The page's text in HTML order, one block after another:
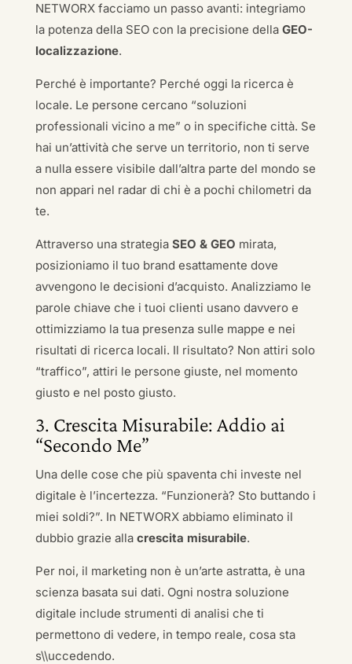
NETWORX facciamo un passo avanti: integriamo
la potenza della SEO con la precisione della GEO-
localizzazione.
Perché è importante? Perché oggi la ricerca è
locale. Le persone cercano “soluzioni
professionali vicino a me” o in specifiche città. Se
hai un’attività che serve un territorio, non ti serve
a nulla essere visibile dall’altra parte del mondo se
non appari nel radar di chi è a pochi chilometri da
te.
Attraverso una strategia SEO & GEO mirata,
posizioniamo il tuo brand esattamente dove
avvengono le decisioni d’acquisto. Analizziamo le
parole chiave che i tuoi clienti usano davvero e
ottimizziamo la tua presenza sulle mappe e nei
risultati di ricerca locali. Il risultato? Non attiri solo
“traffico”, attiri le persone giuste, nel momento
giusto e nel posto giusto.
3. Crescita Misurabile: Addio ai
“Secondo Me”
Una delle cose che più spaventa chi investe nel
digitale è l’incertezza. “Funzionerà? Sto buttando i
miei soldi?”. In NETWORX abbiamo eliminato il
dubbio grazie alla crescita misurabile.
Per noi, il marketing non è un’arte astratta, è una
scienza basata sui dati. Ogni nostra soluzione
digitale include strumenti di analisi che ti
permettono di vedere, in tempo reale, cosa sta
s\\uccedendo.